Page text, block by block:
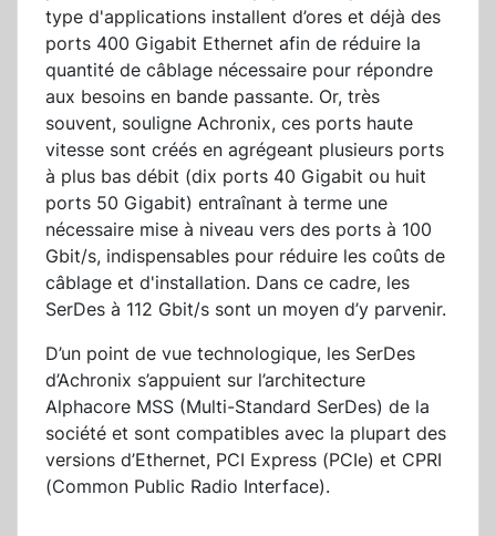
type d'applications installent d’ores et déjà des
ports 400 Gigabit Ethernet afin de réduire la
quantité de câblage nécessaire pour répondre
aux besoins en bande passante. Or, très
souvent, souligne Achronix, ces ports haute
vitesse sont créés en agrégeant plusieurs ports
à plus bas débit (dix ports 40 Gigabit ou huit
ports 50 Gigabit) entraînant à terme une
nécessaire mise à niveau vers des ports à 100
Gbit/s, indispensables pour réduire les coûts de
câblage et d'installation. Dans ce cadre, les
SerDes à 112 Gbit/s sont un moyen d’y parvenir.
D’un point de vue technologique, les SerDes
d’Achronix s’appuient sur l’architecture
Alphacore MSS (Multi-Standard SerDes) de la
société et sont compatibles avec la plupart des
versions d’Ethernet, PCI Express (PCIe) et CPRI
(Common Public Radio Interface).